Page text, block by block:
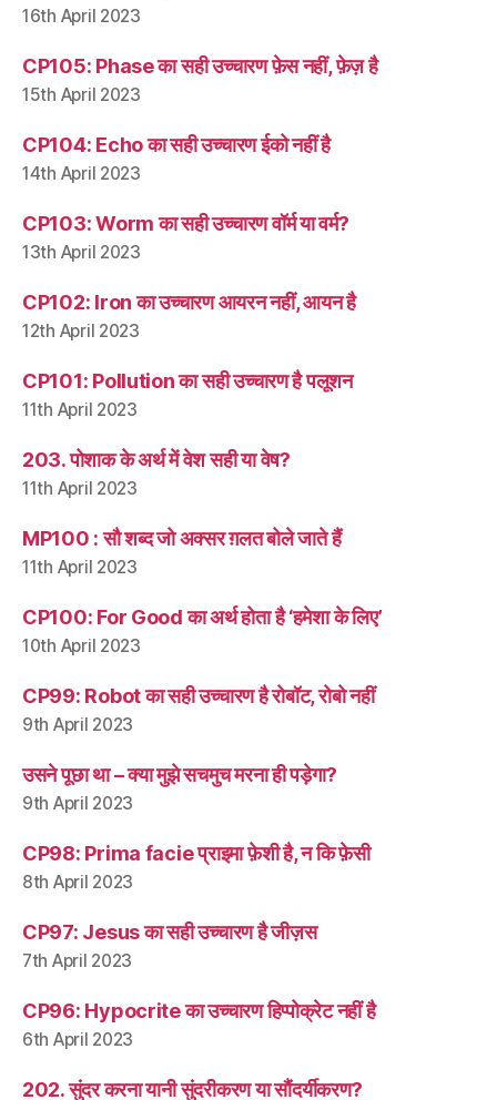
16th April 2023
CP105: Phase का सही उच्चारण फ़ेस नहीं, फ़ेज़ है
15th April 2023
CP104: Echo का सही उच्चारण ईको नहीं है
14th April 2023
CP103: Worm का सही उच्चारण वॉर्म या वर्म?
13th April 2023
CP102: Iron का उच्चारण आयरन नहीं, आयन है
12th April 2023
CP101: Pollution का सही उच्चारण है पलूशन
11th April 2023
203. पोशाक के अर्थ में वेश सही या वेष?
11th April 2023
MP100 : सौ शब्द जो अक्सर ग़लत बोले जाते हैं
11th April 2023
CP100: For Good का अर्थ होता है ‘हमेशा के लिए’
10th April 2023
CP99: Robot का सही उच्चारण है रोबॉट, रोबो नहीं
9th April 2023
उसने पूछा था – क्या मुझे सचमुच मरना ही पड़ेगा?
9th April 2023
CP98: Prima facie प्राइमा फ़ेशी है, न कि फ़ेसी
8th April 2023
CP97: Jesus का सही उच्चारण है जीज़स
7th April 2023
CP96: Hypocrite का उच्चारण हिप्पोक्रेट नहीं है
6th April 2023
202. सुंदर करना यानी सुंदरीकरण या सौंदर्यीकरण?